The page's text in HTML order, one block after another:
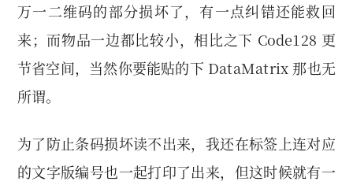
万一二维码的部分损坏了，有一点纠错还能救回
来；而物品一边都比较小，相比之下 Code128 更
节省空间，当然你要能贴的下 DataMatrix 那也无
所谓。
为了防止条码损坏读不出来，我还在标签上连对应
的文字版编号也一起打印了出来，但这时候就有一